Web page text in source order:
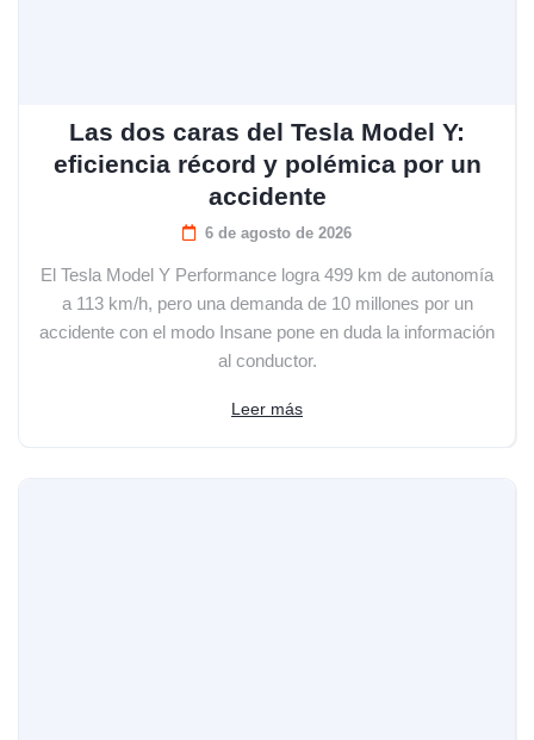
Las dos caras del Tesla Model Y:
eficiencia récord y polémica por un
accidente
6 de agosto de 2026
El Tesla Model Y Performance logra 499 km de autonomía
a 113 km/h, pero una demanda de 10 millones por un
accidente con el modo Insane pone en duda la información
al conductor.
Leer más